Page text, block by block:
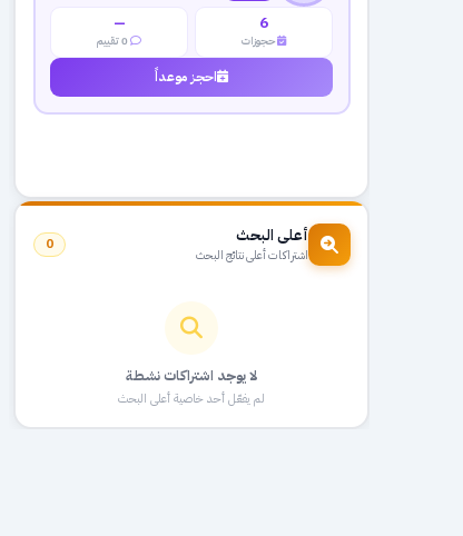
6
حجوزات
—
احجز موعداً
أعلى البحث
اشتراكات أعلى نتائج البحث
0
لا يوجد اشتراكات نشطة
لم يفعّل أحد خاصية أعلى البحث